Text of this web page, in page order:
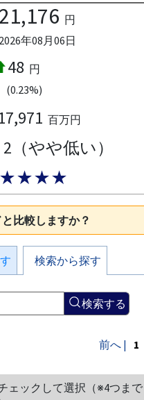
21,176 円
2026年08月06日
48 円
(0.23%)
百万円
2（やや低い）
★★★★
比較しますか？
検索から探す
検索する
前へ | 1
ェックして選択（※4つまで